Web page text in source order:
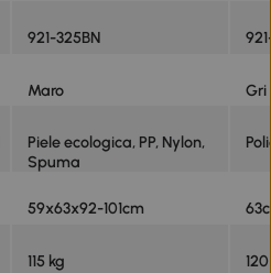
921-325BN
Maro
Gri
Piele ecologica, PP, Nylon,
Spuma
59x63x92-101cm
115 kg